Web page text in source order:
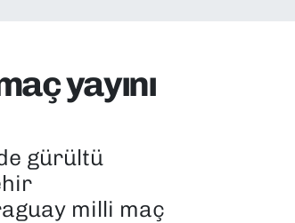
yayını
gürültü
milli maç